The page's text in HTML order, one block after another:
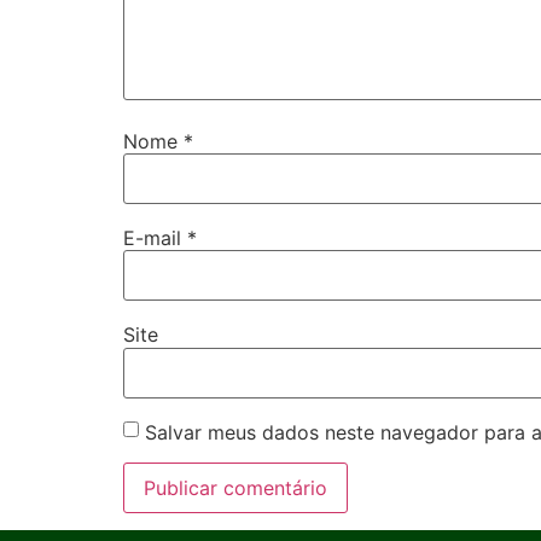
Nome *
E-mail *
Site
Salvar meus dados neste navegador para